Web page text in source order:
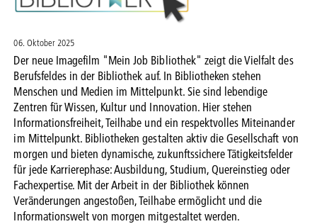
06. Oktober 2025
Der neue Imagefilm "Mein Job Bibliothek" zeigt die Vielfalt des
Berufsfeldes in der Bibliothek auf. In Bibliotheken stehen
Menschen und Medien im Mittelpunkt. Sie sind lebendige
Zentren für Wissen, Kultur und Innovation. Hier stehen
Informationsfreiheit, Teilhabe und ein respektvolles Miteinander
im Mittelpunkt. Bibliotheken gestalten aktiv die Gesellschaft von
morgen und bieten dynamische, zukunftssichere Tätigkeitsfelder
für jede Karrierephase: Ausbildung, Studium, Quereinstieg oder
Fachexpertise. Mit der Arbeit in der Bibliothek können
Veränderungen angestoßen, Teilhabe ermöglicht und die
Informationswelt von morgen mitgestaltet werden.